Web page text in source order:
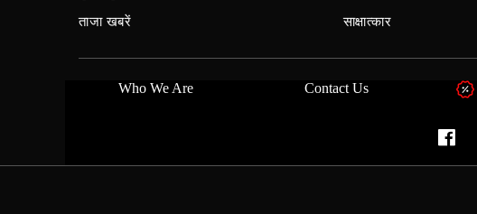
ताजा खबरें साक्षात्कार
Who We Are Contact Us